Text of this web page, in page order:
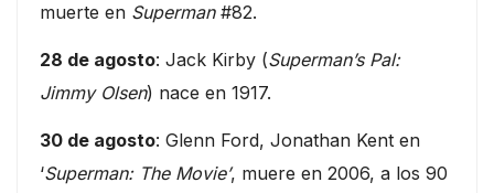
muerte en Superman#82.
28 de agosto: Jack Kirby (Superman’s Pal:
Jimmy Olsen) nace en 1917.
30 de agosto: Glenn Ford, Jonathan Kent en
‘Superman: The Movie’, muere en 2006, a los 90